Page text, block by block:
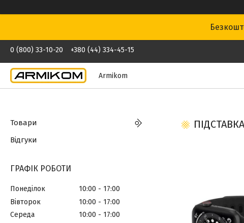
0 (800) 33-10-20 +380 (44) 334-45-15
Armikom
ПІДСТАВКА
Товари
Відгуки
ГРАФІК РОБОТИ
Понеділок 10:00
17:00
Вівторок
10:00
17:00
Середа
10:00
17:00